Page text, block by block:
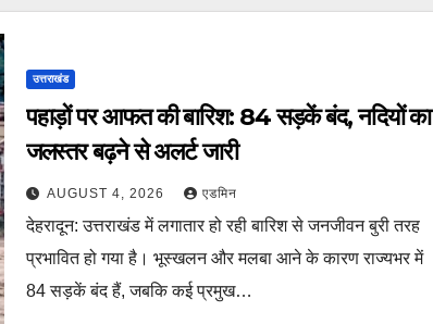
उत्तराखंड
पहाड़ों पर आफत की बारिश: 84 सड़कें बंद, नदियों का
जलस्तर बढ़ने से अलर्ट जारी
AUGUST 4, 2026 एडमिन
देहरादून: उत्तराखंड में लगातार हो रही बारिश से जनजीवन बुरी तरह
प्रभावित हो गया है। भूस्खलन और मलबा आने के कारण राज्यभर में
84 सड़कें बंद हैं, जबकि कई प्रमुख…